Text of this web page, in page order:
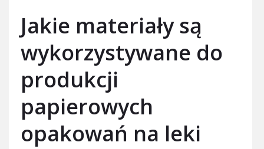
Jakie materiały są
wykorzystywane do
produkcji
papierowych
opakowań na leki